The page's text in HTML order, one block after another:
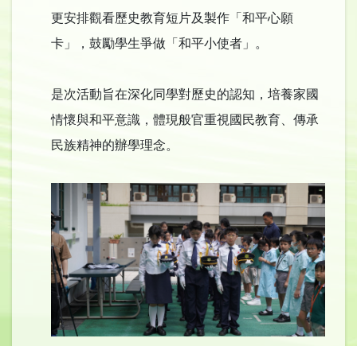
更安排觀看歷史教育短片及製作「和平心願
卡」，鼓勵學生爭做「和平小使者」。
是次活動旨在深化同學對歷史的認知，培養家國
情懷與和平意識，體現般官重視國民教育、傳承
民族精神的辦學理念。